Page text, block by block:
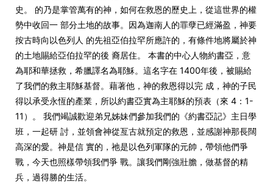
史。 的乃是掌管萬有的神，如何在救恩的歷史上， 從這世界的權
勢中收回一 部分土地的故事。因為迦南人的罪孽已經滿盈， 神要
按古時向以色列人 的先祖亞伯拉罕所應許的， 有條件地將屬於神
的土地賜給亞伯拉罕的後 裔居住。 本書的中心人物約書亞，意
為耶和華拯救，希臘譯名為耶穌。 這名字在 1400年後，被賜給
了我們的救主耶穌基督。藉著他， 神的救恩得以完 成，神的子民
得以承受永恆的產業，所以約書亞實為主耶穌的預表（來 4：1-
11）。 我們竭誠歡迎弟兄姊妹們參加我們的《約書亞記》主日學
班，一起研 討，並領會神從亙古就預定的救恩，並感謝神那長闊
高深的愛。 神是信 實的，祂是以色列軍隊的元帥，帶領他們爭
戰， 今天也照樣帶領我們爭 戰。讓我們剛強壯膽，做基督的精
兵，過得勝的生活。